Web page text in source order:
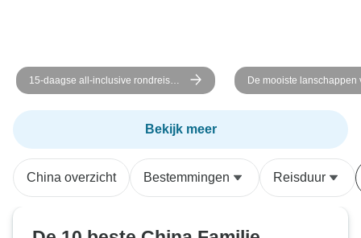
15-daagse all-inclusive rondreis
door China met de Jangtse: kleine
groep, 5-sterrencruise
De mooiste lanschappen
– in kleine groep – 14
Bekijk meer
China overzicht Bestemmingen Reisduur